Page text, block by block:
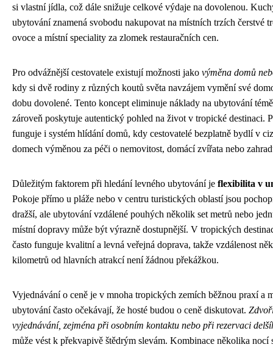
si vlastní jídla, což dále snižuje celkové výdaje na dovolenou.
ubytování znamená svobodu nakupovat na místních trzích čerstvé
ovoce a místní speciality za zlomek restauračních cen.
Pro odvážnější cestovatele existují možnosti jako výměna domů
kdy si dvě rodiny z různých koutů světa navzájem vymění své
dobu dovolené. Tento koncept eliminuje náklady na ubytování
zároveň poskytuje autentický pohled na život v tropické destinaci.
funguje i systém hlídání domů, kdy cestovatelé bezplatně bydlí v
domech výměnou za péči o nemovitost, domácí zvířata nebo
Důležitým faktorem při hledání levného ubytování je flexibilita v
Pokoje přímo u pláže nebo v centru turistických oblastí jsou
dražší, ale ubytování vzdálené pouhých několik set metrů nebo
místní dopravy může být výrazně dostupnější. V tropických
často funguje kvalitní a levná veřejná doprava, takže vzdálenost
kilometrů od hlavních atrakcí není žádnou překážkou.
Vyjednávání o ceně je v mnoha tropických zemích běžnou praxí a
ubytování často očekávají, že hosté budou o ceně diskutovat.
vyjednávání, zejména při osobním kontaktu nebo při rezervaci
může vést k překvapivě štědrým slevám. Kombinace několika nocí